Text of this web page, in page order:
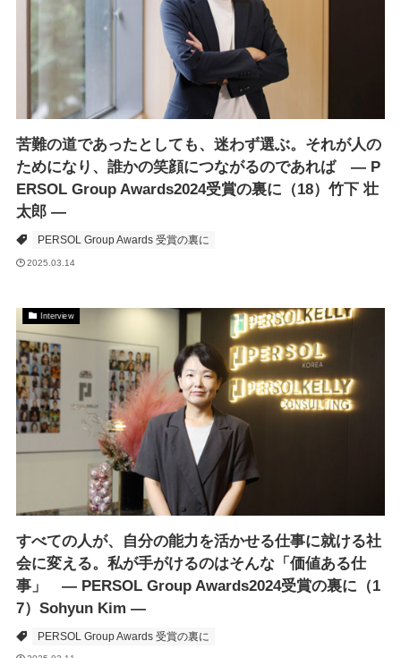
苦難の道であったとしても、迷わず選ぶ。それが人の
ためになり、誰かの笑顔につながるのであれば ― P
ERSOL Group Awards2024受賞の裏に（18）竹下 壮
太郎 ―
PERSOL Group Awards 受賞の裏に
2025.03.14
Interview
すべての人が、自分の能力を活かせる仕事に就ける社
会に変える。私が手がけるのはそんな「価値ある仕
事」 ― PERSOL Group Awards2024受賞の裏に（1
7）Sohyun Kim ―
PERSOL Group Awards 受賞の裏に